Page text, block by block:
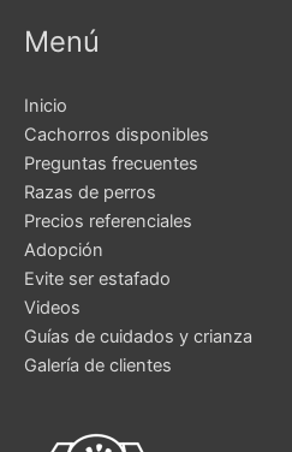
Menú
Inicio
Cachorros disponibles
Preguntas frecuentes
Razas de perros
Precios referenciales
Adopción
Evite ser estafado
Videos
Guías de cuidados y crianza
Galería de clientes